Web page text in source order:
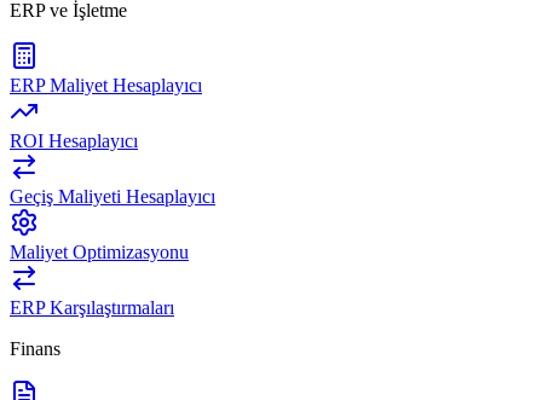
ERP ve İşletme
ERP Maliyet Hesaplayıcı
ROI Hesaplayıcı
Geçiş Maliyeti Hesaplayıcı
Maliyet Optimizasyonu
ERP Karşılaştırmaları
Finans